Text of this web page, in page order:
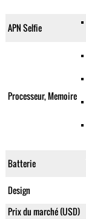
APN Selfie
Processeur, Memoire
Batterie
Design
Prix du marché (USD)